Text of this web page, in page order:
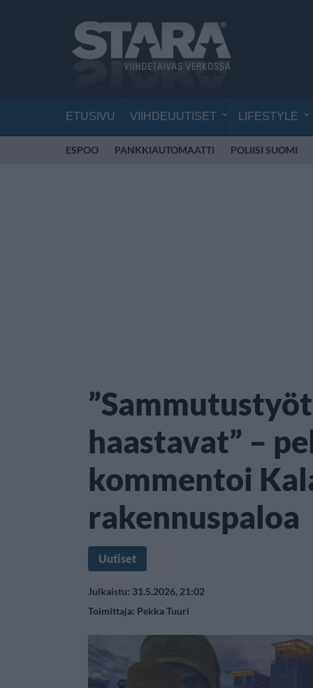
ETUSIVU VIIHDEUUTISET LIFESTYLE
ESPOO PANKKIAUTOMAATTI POLIISI SUOMI
haastavat” –
kommentoi
rakennuspaloa
Uutiset
Julkaistu: 31.5.2026, 21:02
Toimittaja: Pekka Tuuri